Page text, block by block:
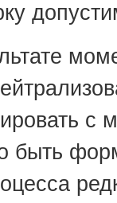
с
быть